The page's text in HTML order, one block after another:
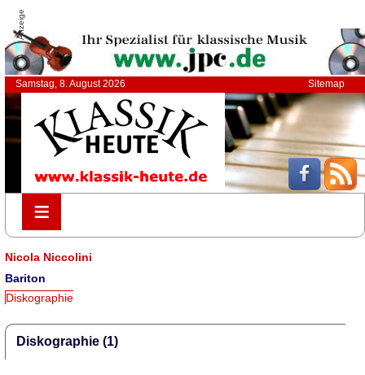
Anzeige
Samstag, 8. August 2026 Sitemap
≡
≡
Nicola Niccolini
Bariton
Diskographie
Diskographie (1)